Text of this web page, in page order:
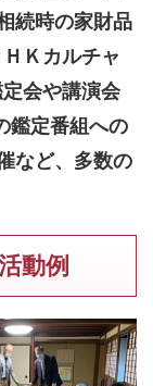
続時の家財品
Ｋカルチャ
会や講演会
鑑定番組への
など、多数の
動例